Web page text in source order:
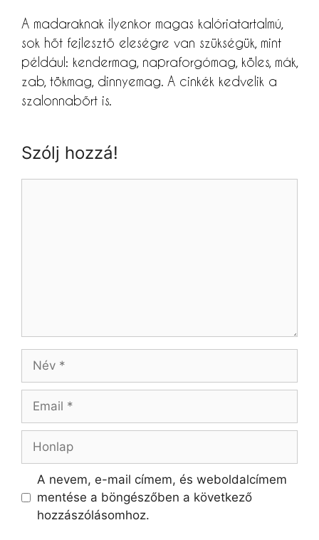
A madaraknak ilyenkor magas kalóriatartalmú,
sok hőt fejlesztő eleségre van szükségük, mint
például: kendermag, napraforgómag, köles, mák,
zab, tökmag, dinnyemag. A cinkék kedvelik a
szalonnabőrt is.
Szólj hozzá!
A nevem, e-mail címem, és weboldalcímem
mentése a böngészőben a következő
hozzászólásomhoz.